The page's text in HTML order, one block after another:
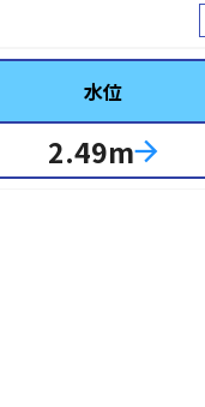
水位
2.49marrow_forward